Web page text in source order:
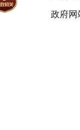
政府网